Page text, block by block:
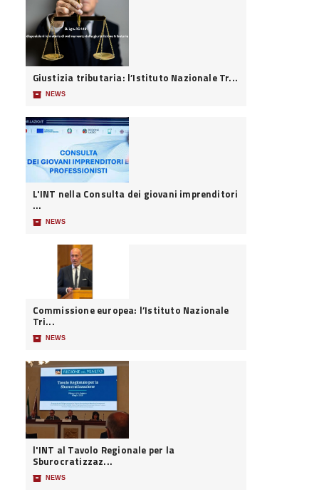
Giustizia tributaria: l’Istituto Nazionale Tr...
📦 NEWS
L'INT nella Consulta dei giovani imprenditori
...
📦 NEWS
Commissione europea: l’Istituto Nazionale
Tri...
📦 NEWS
l'INT al Tavolo Regionale per la
Sburocratizzaz...
📦 NEWS